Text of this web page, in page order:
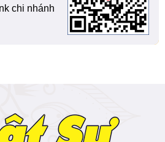
chi nhánh